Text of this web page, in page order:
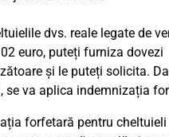
dvs. reale legate de
euro, puteți furniza dovezi
și le puteți solicita.
se va aplica indemnizația
forfetară pentru